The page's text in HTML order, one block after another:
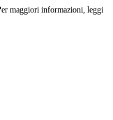
maggiori informazioni, leggi